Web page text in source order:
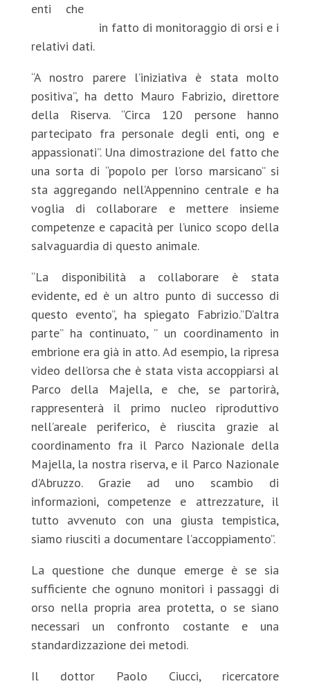
enti che
in fatto di monitoraggio di orsi e i
relativi dati.
“A nostro parere l’iniziativa è stata molto
positiva”, ha detto Mauro Fabrizio, direttore
della Riserva. “Circa 120 persone hanno
partecipato fra personale degli enti, ong e
appassionati”. Una dimostrazione del fatto che
una sorta di “popolo per l’orso marsicano” si
sta aggregando nell’Appennino centrale e ha
voglia di collaborare e mettere insieme
competenze e capacità per l’unico scopo della
salvaguardia di questo animale.
“La disponibilità a collaborare è stata
evidente, ed è un altro punto di successo di
questo evento”, ha spiegato Fabrizio.”D’altra
parte” ha continuato, ” un coordinamento in
embrione era già in atto. Ad esempio, la ripresa
video dell’orsa che è stata vista accoppiarsi al
Parco della Majella, e che, se partorirà,
rappresenterà il primo nucleo riproduttivo
nell’areale periferico, è riuscita grazie al
coordinamento fra il Parco Nazionale della
Majella, la nostra riserva, e il Parco Nazionale
d’Abruzzo. Grazie ad uno scambio di
informazioni, competenze e attrezzature, il
tutto avvenuto con una giusta tempistica,
siamo riusciti a documentare l’accoppiamento”.
La questione che dunque emerge è se sia
sufficiente che ognuno monitori i passaggi di
orso nella propria area protetta, o se siano
necessari un confronto costante e una
standardizzazione dei metodi.
Il dottor Paolo Ciucci, ricercatore